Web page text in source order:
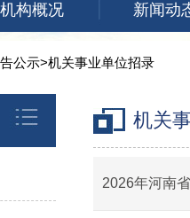
机构概况 新闻动
公示>机关事业单位招录
机关
2026年河南